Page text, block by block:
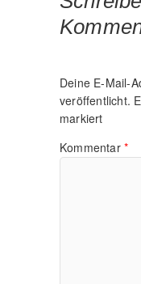
Deine E-Mail-
veröffentlicht.
markiert
Kommentar *